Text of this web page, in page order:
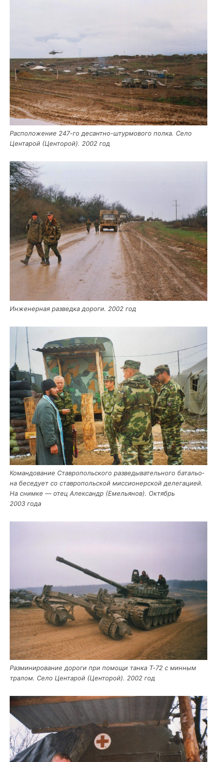
Рас­по­ло­же­ние 247-го десант­но-штур­мо­во­го пол­ка. Село
Цен­та­рой (Цен­то­рой). 2002 год
Инже­нер­ная раз­вед­ка доро­ги. 2002 год
Коман­до­ва­ние Став­ро­поль­ско­го раз­ве­ды­ва­тель­но­го бата­льо­
на бесе­ду­ет со став­ро­поль­ской мис­си­о­нер­ской деле­га­ци­ей.
На сним­ке — отец Алек­сандр (Еме­лья­нов). Октябрь
2003 года
Раз­ми­ни­ро­ва­ние доро­ги при помо­щи тан­ка Т‑72 с мин­ным
тра­лом. Село Цен­та­рой (Цен­то­рой). 2002 год